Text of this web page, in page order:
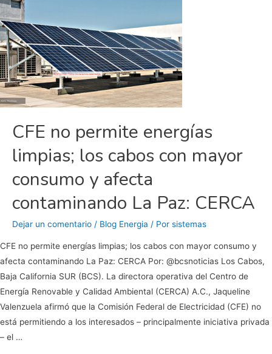
plan
energético
de
la
4T
CFE no permite energías
limpias; los cabos con mayor
consumo y afecta
contaminando La Paz: CERCA
Dejar un comentario / Blog Energia / Por sistemas
CFE no permite energías limpias; los cabos con mayor consumo y
afecta contaminando La Paz: CERCA Por: @bcsnoticias Los Cabos,
Baja California SUR (BCS). La directora operativa del Centro de
Energía Renovable y Calidad Ambiental (CERCA) A.C., Jaqueline
Valenzuela afirmó que la Comisión Federal de Electricidad (CFE) no
está permitiendo a los interesados – principalmente iniciativa privada
– el …